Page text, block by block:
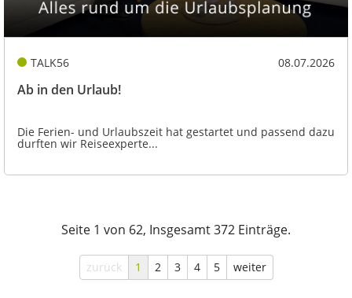
TALK56 08.07.2026
Ab in den Urlaub!
Die Ferien- und Urlaubszeit hat gestartet und passend dazu
durften wir Reiseexperte...
Seite 1 von 62, Insgesamt 372 Einträge.
zurück 1 2 3 4 5 weiter